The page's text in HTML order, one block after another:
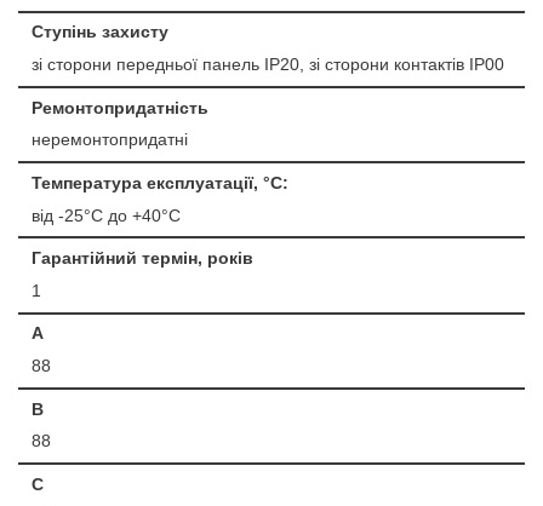
Ступінь захисту
зі сторони передньої панель IP20, зі сторони контактів IP00
Ремонтопридатність
неремонтопридатні
Температура експлуатації, °С:
від -25°C до +40°C
Гарантійний термін, років
1
A
88
B
88
C